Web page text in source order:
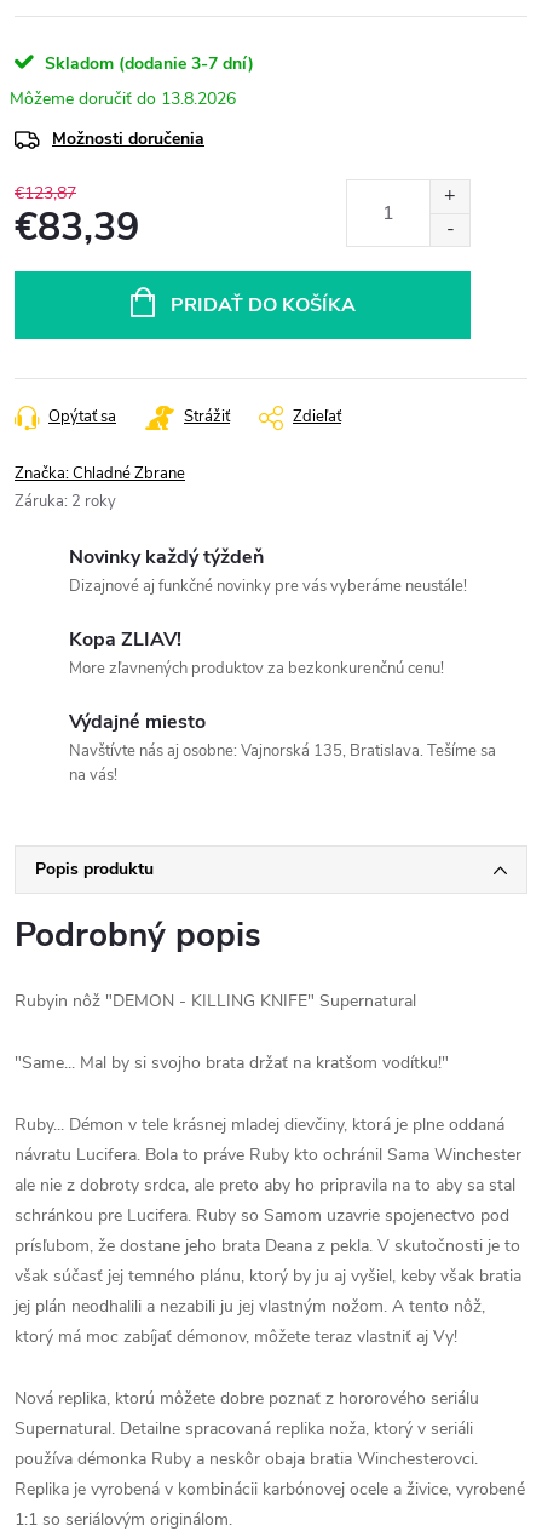
Skladom (dodanie 3-7 dní)
13.8.2026
Možnosti doručenia
€123,87
€83,39
PRIDAŤ DO KOŠÍKA
Opýtať sa Strážiť Zdieľať
Značka:Chladné Zbrane
Záruka: 2 roky
Novinky každý týždeň
Dizajnové aj funkčné novinky pre vás vyberáme neustále!
Kopa ZLIAV!
More zľavnených produktov za bezkonkurenčnú cenu!
Výdajné miesto
Navštívte nás aj osobne: Vajnorská 135, Bratislava. Tešíme sa
na vás!
Popis produktu
Podrobný popis
Rubyin nôž "DEMON - KILLING KNIFE" Supernatural
"Same... Mal by si svojho brata držať na kratšom vodítku!"
Ruby... Démon v tele krásnej mladej dievčiny, ktorá je plne oddaná
návratu Lucifera. Bola to práve Ruby kto ochránil Sama Winchester
ale nie z dobroty srdca, ale preto aby ho pripravila na to aby sa stal
schránkou pre Lucifera. Ruby so Samom uzavrie spojenectvo pod
prísľubom, že dostane jeho brata Deana z pekla. V skutočnosti je to
však súčasť jej temného plánu, ktorý by ju aj vyšiel, keby však bratia
jej plán neodhalili a nezabili ju jej vlastným nožom. A tento nôž,
ktorý má moc zabíjať démonov, môžete teraz vlastniť aj Vy!
Nová replika, ktorú môžete dobre poznať z hororového seriálu
Supernatural. Detailne spracovaná replika noža, ktorý v seriáli
používa démonka Ruby a neskôr obaja bratia Winchesterovci.
Replika je vyrobená v kombinácii karbónovej ocele a živice, vyrobené
1:1 so seriálovým originálom.